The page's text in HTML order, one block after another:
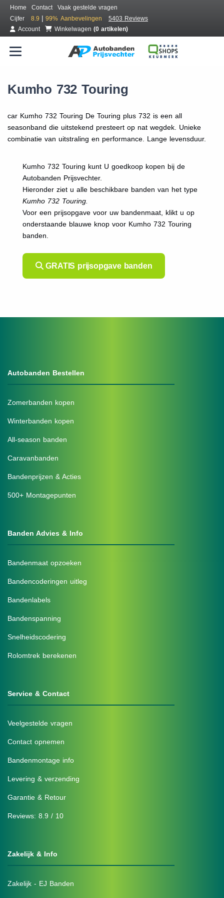
Home Contact
Vaak gestelde vragen
Cijfer
8.9 | 99% Aanbevelingen
5403 Reviews
Account
Winkelwagen (0 artikelen)
Kumho 732 Touring
car Kumho 732 Touring De Touring plus 732 is een all
seasonband die uitstekend presteert op nat wegdek. Unieke
combinatie van uitstraling en performance. Lange levensduur.
Kumho 732 Touring kunt U goedkoop kopen bij de
Autobanden Prijsvechter.
Hieronder ziet u alle beschikbare banden van het type
Kumho 732 Touring.
Voor een prijsopgave voor uw bandenmaat, klikt u op
onderstaande blauwe knop voor Kumho 732 Touring
banden.
GRATIS prijsopgave banden
Autobanden Bestellen
Zomerbanden kopen
Winterbanden kopen
All-season banden
Caravanbanden
Bandenprijzen & Acties
500+ Montagepunten
Banden Advies & Info
Bandenmaat opzoeken
Bandencoderingen uitleg
Bandenlabels
Bandenspanning
Snelheidscodering
Rolomtrek berekenen
Service & Contact
Veelgestelde vragen
Contact opnemen
Bandenmontage info
Levering & verzending
Garantie & Retour
Reviews: 8.9 / 10
Zakelijk & Info
Zakelijk - EJ Banden